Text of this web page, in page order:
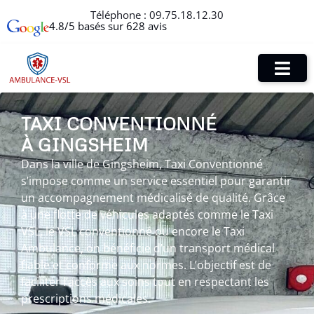
Téléphone : 09.75.18.12.30
4.8/5 basés sur 628 avis
TAXI CONVENTIONNÉ
À GINGSHEIM
Dans la ville de Gingsheim, Taxi Conventionné
s’impose comme un service essentiel pour garantir
un accompagnement médicalisé de qualité. Grâce
à une flotte de véhicules adaptés comme le Taxi
VSL, le VSL conventionné ou encore le Taxi
Ambulance, on bénéficie d’un transport médical
fiable et conforme aux normes. L’objectif est de
faciliter l’accès aux soins tout en respectant les
prescriptions médicales.